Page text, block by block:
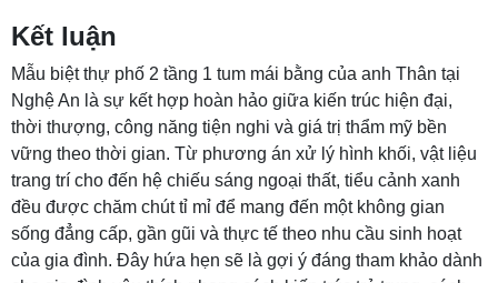
Kết luận
Mẫu biệt thự phố 2 tầng 1 tum mái bằng của anh Thân tại
Nghệ An là sự kết hợp hoàn hảo giữa kiến trúc hiện đại,
thời thượng, công năng tiện nghi và giá trị thẩm mỹ bền
vững theo thời gian. Từ phương án xử lý hình khối, vật liệu
trang trí cho đến hệ chiếu sáng ngoại thất, tiểu cảnh xanh
đều được chăm chút tỉ mỉ để mang đến một không gian
sống đẳng cấp, gần gũi và thực tế theo nhu cầu sinh hoạt
của gia đình. Đây hứa hẹn sẽ là gợi ý đáng tham khảo dành